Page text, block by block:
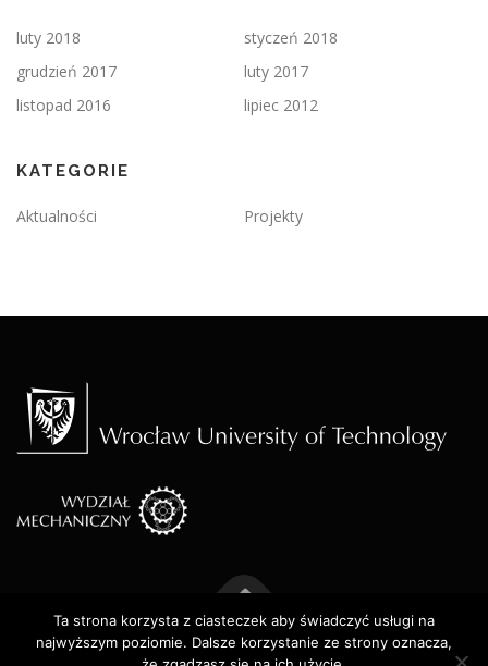
luty 2018
styczeń 2018
grudzień 2017
luty 2017
listopad 2016
lipiec 2012
KATEGORIE
Aktualności Projekty
Prawa autorskie © 2026 CAMT–OnePressmotyw wg
Ta strona korzysta z ciasteczek aby świadczyć usługi na
najwyższym poziomie. Dalsze korzystanie ze strony oznacza,